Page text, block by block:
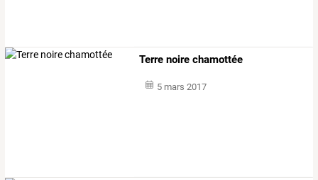
Terre noire chamottée
5 mars 2017